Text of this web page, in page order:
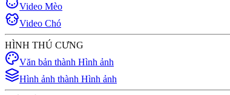
Video Mèo
Video Chó
HÌNH THÚ CƯNG
Văn bản thành Hình ảnh
Hình ảnh thành Hình ảnh